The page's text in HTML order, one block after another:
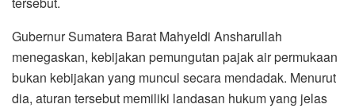
Gubernur Sumatera Barat Mahyeldi Ansharullah
menegaskan, kebijakan pemungutan pajak air permukaan
bukan kebijakan yang muncul secara mendadak. Menurut
dia, aturan tersebut memiliki landasan hukum yang jelas